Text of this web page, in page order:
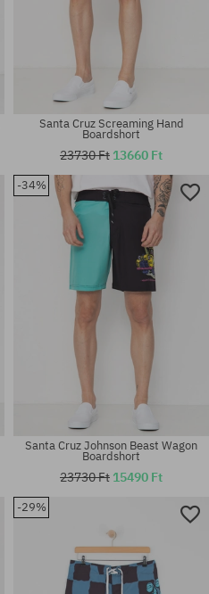
Elérhető méretek:
Elérhető méretek:
Santa Cruz Screaming Hand
Boardshort
23730 Ft 13660 Ft
-34%
Santa Cruz Johnson Beast Wagon
Boardshort
23730 Ft 15490 Ft
-29%